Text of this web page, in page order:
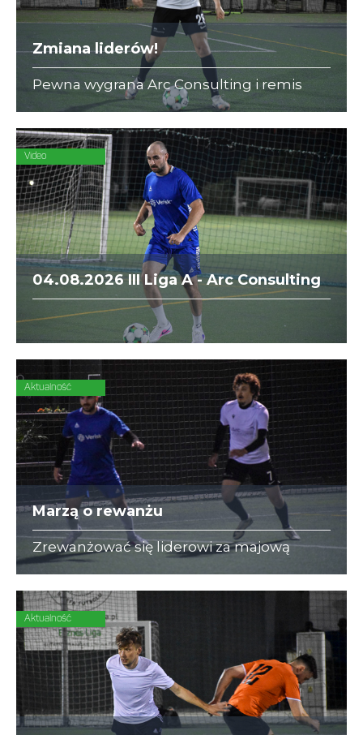
Zmiana liderów!
Pewna wygrana Arc Consulting i remis
KRK Lions sprawiły, że drużyny te zostały
nowymi liderami w swoich ligach.
Video
04.08.2026 III Liga A - Arc Consulting
vs. Verisk
Aktualność
Marzą o rewanżu
Zrewanżować się liderowi za majową
porażkę (1:6) spróbują w hicie zawodnicy
Arc Consulting.
Aktualność